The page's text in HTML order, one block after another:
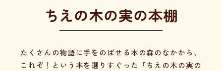
ちえの木の実の本棚
たくさんの物語に手をのばせる本の森のなかから、
これぞ！という本を選りすぐった「ちえの木の実の